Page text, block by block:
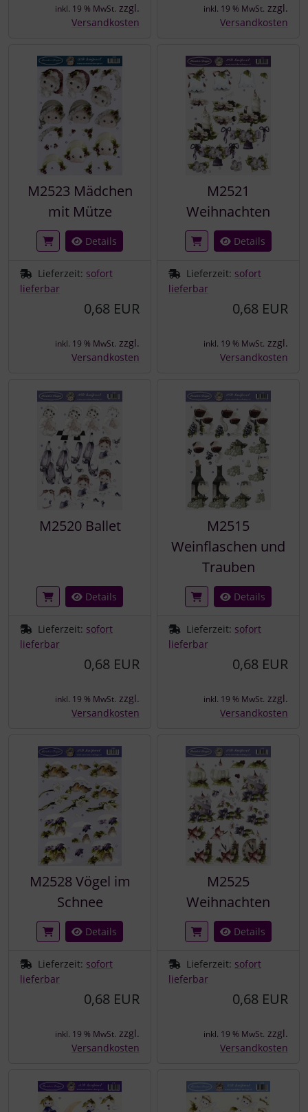
inkl. 19 % MwSt. zzgl.
Versandkosten
inkl. 19 % MwSt. zzgl.
Versandkosten
M2523 Mädchen
mit Mütze
Details
Lieferzeit: sofort
lieferbar
0,68 EUR
inkl. 19 % MwSt. zzgl.
Versandkosten
M2521
Weihnachten
Details
Lieferzeit: sofort
lieferbar
0,68 EUR
inkl. 19 % MwSt. zzgl.
Versandkosten
M2520 Ballet
Details
Lieferzeit: sofort
lieferbar
0,68 EUR
inkl. 19 % MwSt. zzgl.
Versandkosten
M2515
Weinflaschen und
Trauben
Details
Lieferzeit: sofort
lieferbar
0,68 EUR
inkl. 19 % MwSt. zzgl.
Versandkosten
M2528 Vögel im
Schnee
Details
Lieferzeit: sofort
lieferbar
0,68 EUR
inkl. 19 % MwSt. zzgl.
Versandkosten
M2525
Weihnachten
Details
Lieferzeit: sofort
lieferbar
0,68 EUR
inkl. 19 % MwSt. zzgl.
Versandkosten